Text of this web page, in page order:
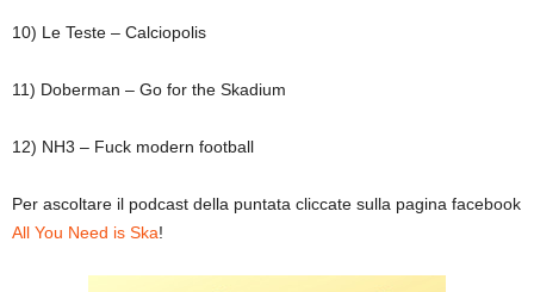
10) Le Teste – Calciopolis
11) Doberman – Go for the Skadium
12) NH3 – Fuck modern football
Per ascoltare il podcast della puntata cliccate sulla pagina facebook
All You Need is Ska!